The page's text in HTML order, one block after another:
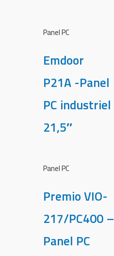
Panel PC
Emdoor
P21A -Panel
PC industriel
21,5″
Panel PC
Premio VIO-
217/PC400 –
Panel PC